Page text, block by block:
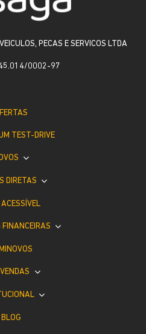
PECAS E SERVICOS LTDA
0002-97
TEST-DRIVE
DIRETAS
ACESSÍVEL
FINANCEIRAS
BLOG